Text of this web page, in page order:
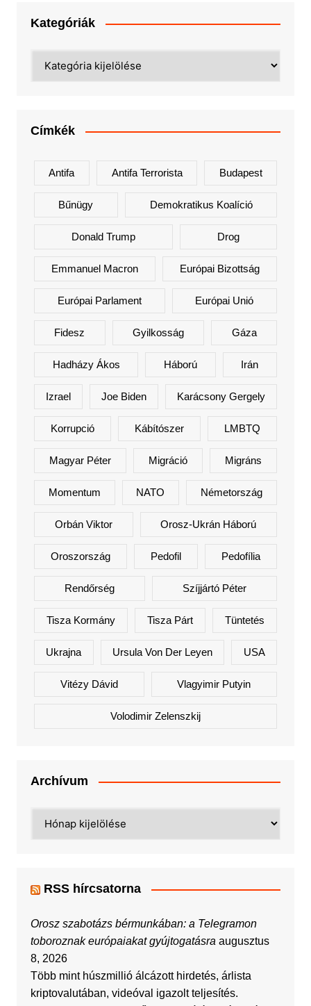
Kategóriák
Címkék
Antifa Antifa Terrorista Budapest
Bűnügy Demokratikus Koalíció
Donald Trump Drog
Emmanuel Macron Európai Bizottság
Európai Parlament Európai Unió
Fidesz Gyilkosság Gáza
Hadházy Ákos Háború Irán
Izrael Joe Biden Karácsony Gergely
Korrupció Kábítószer LMBTQ
Magyar Péter Migráció Migráns
Momentum NATO Németország
Orbán Viktor Orosz-Ukrán Háború
Oroszország Pedofil Pedofília
Rendőrség Szíjjártó Péter
Tisza Kormány Tisza Párt Tüntetés
Ukrajna Ursula Von Der Leyen USA
Vitézy Dávid Vlagyimir Putyin
Volodimir Zelenszkij
Archívum
RSS hírcsatorna
Orosz szabotázs bérmunkában: a Telegramon
toboroznak európaiakat gyújtogatásra augusztus
8, 2026
Több mint húszmillió álcázott hirdetés, árlista
kriptovalutában, videóval igazolt teljesítés.